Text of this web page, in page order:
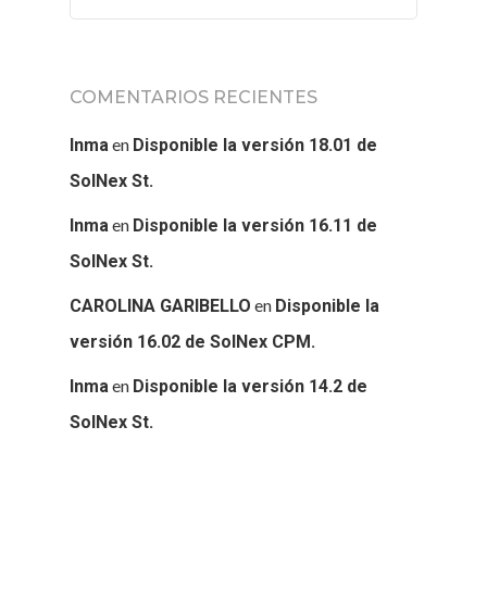
COMENTARIOS RECIENTES
Inmaen Disponible la versión 18.01 de
SolNex St.
Inmaen Disponible la versión 16.11 de
SolNex St.
CAROLINA GARIBELLO en Disponible la
versión 16.02 de SolNex CPM.
Inmaen Disponible la versión 14.2 de
SolNex St.